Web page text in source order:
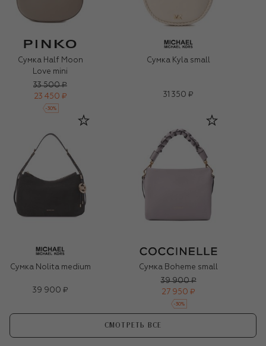
Сумка Half Moon
Love mini
33 500 ₽
23 450 ₽
-30%
Сумка Kyla small
31 350 ₽
Сумка Nolita medium
39 900 ₽
Сумка Boheme small
39 900 ₽
27 950 ₽
-30%
СМОТРЕТЬ ВСЕ